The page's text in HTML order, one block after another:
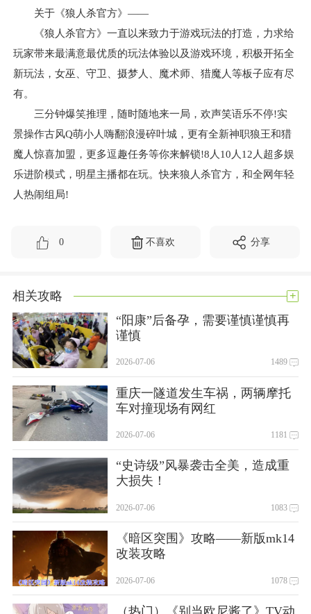
关于《狼人杀官方》——
《狼人杀官方》一直以来致力于游戏玩法的打造，力求给
玩家带来最满意最优质的玩法体验以及游戏环境，积极开拓全
新玩法，女巫、守卫、摄梦人、魔术师、猎魔人等板子应有尽
有。
三分钟爆笑推理，随时随地来一局，欢声笑语乐不停!实
景操作古风Q萌小人嗨翻浪漫碎叶城，更有全新神职狼王和猎
魔人惊喜加盟，更多逗趣任务等你来解锁!8人10人12人超多娱
乐进阶模式，明星主播都在玩。快来狼人杀官方，和全网年轻
人热闹组局!
0 不喜欢 分享
相关攻略 +
“阳康”后备孕，需要谨慎谨慎再
谨慎
2026-07-06 1489
重庆一隧道发生车祸，两辆摩托
车对撞现场有网红
2026-07-06 1181
“史诗级”风暴袭击全美，造成重
大损失！
2026-07-06 1083
《暗区突围》攻略——新版mk14
改装攻略
2026-07-06 1078